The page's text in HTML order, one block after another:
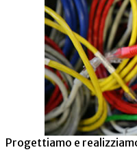
Progettiamo e